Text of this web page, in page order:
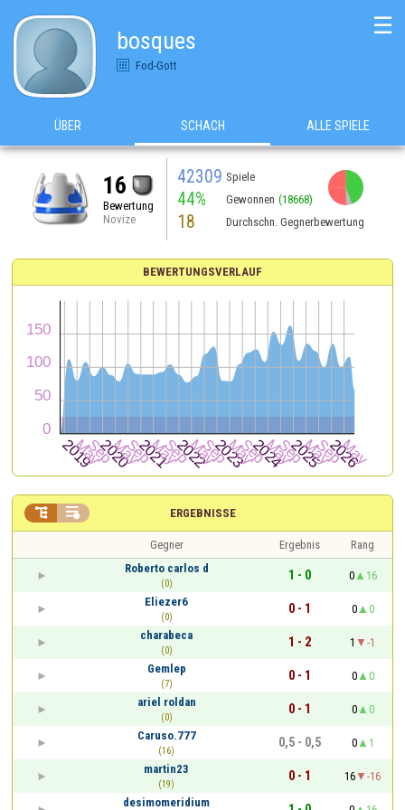
bosques
Fod-Gott
☰
ÜBER SCHACH ALLE SPIELE
16
Bewertung
Novize
42309 Spiele
44% Gewonnen (18668)
18 Durchschn. Gegnerbewertung
BEWERTUNGSVERLAUF
ERGEBNISSE
 
Gegner Ergebnis
Rang
Roberto carlos d
(0)
1 - 0 0
16
Eliezer6
(0)
0 - 1 0
0
charabeca
(0)
1 - 2 1
-1
Gemlep
(7)
0 - 1 0
0
ariel roldan
(0)
0 - 1 0
0
Caruso.777
(16)
0,5 - 0,5 0
1
martin23
(19)
0 - 1 16
-16
desimomeridium